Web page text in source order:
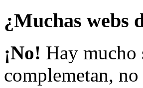
¿Muchas webs
¡No! Hay mucho
complemetan,